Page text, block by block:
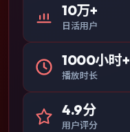
10万+
日活用户
1000小时+
播放时长
4.9分
用户评分